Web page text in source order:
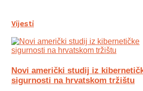
Vijesti
Novi američki studij iz
sigurnosti na hrvatskom tržištu